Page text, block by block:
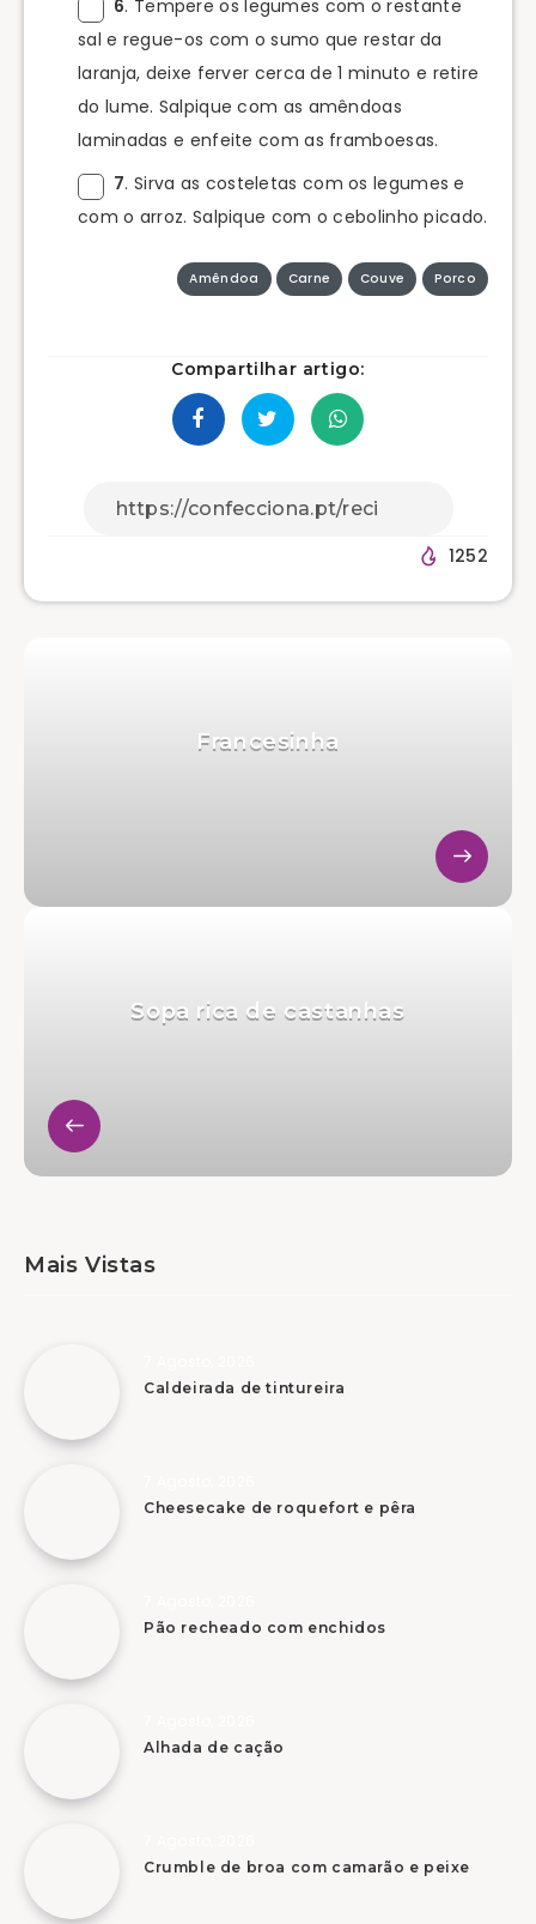
6. Tempere os legumes com o restante
sal e regue-os com o sumo que restar da
laranja, deixe ferver cerca de 1 minuto e retire
do lume. Salpique com as amêndoas
laminadas e enfeite com as framboesas.
7. Sirva as costeletas com os legumes e
com o arroz. Salpique com o cebolinho picado.
Amêndoa Carne Couve Porco
Compartilhar artigo:
1252
Francesinha
Sopa rica de castanhas
Mais Vistas
Caldeirada de tintureira
Cheesecake de roquefort e pêra
Pão recheado com enchidos
Alhada de cação
Crumble de broa com camarão e peixe